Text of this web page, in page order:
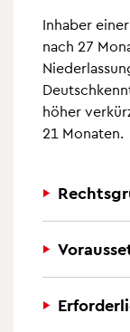
Inhaber
nach 27
höher
21 Monaten.